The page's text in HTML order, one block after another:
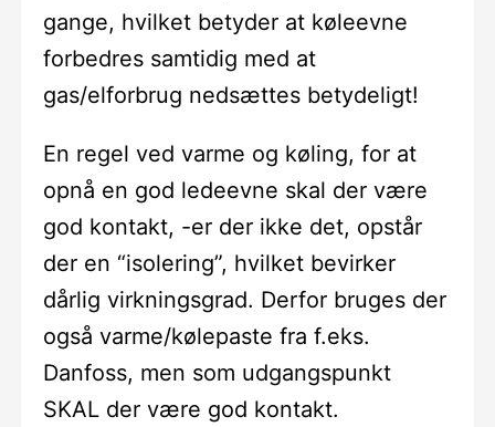
gange, hvilket betyder at køleevne
forbedres samtidig med at
gas/elforbrug nedsættes betydeligt!
En regel ved varme og køling, for at
opnå en god ledeevne skal der være
god kontakt, -er der ikke det, opstår
der en “isolering”, hvilket bevirker
dårlig virkningsgrad. Derfor bruges der
også varme/kølepaste fra f.eks.
Danfoss, men som udgangspunkt
SKAL der være god kontakt.